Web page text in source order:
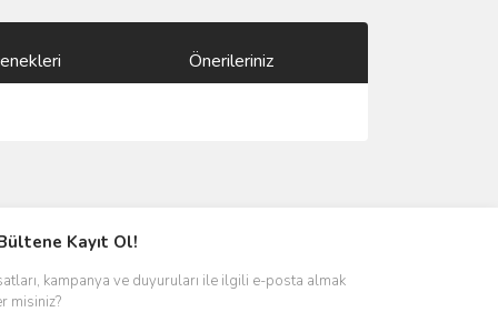
Önerileriniz
Kayıt Ol!
kampanya ve duyuruları ile ilgili e-posta almak
misiniz?